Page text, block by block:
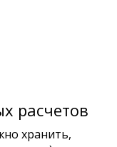
расчетов
хранить,